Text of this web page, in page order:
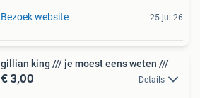
Bezoek website 25 jul 26
gillian king /// je moest eens weten ///
€ 3,00 Details